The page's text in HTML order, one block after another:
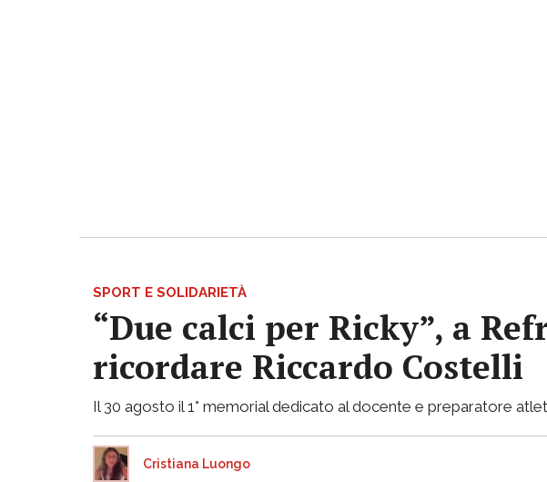
SPORT E SOLIDARIETÀ
“Due calci per Ricky”, a
ricordare Riccardo Costelli
Il 30 agosto il 1° memorial dedicato al docente e preparatore
Cristiana Luongo